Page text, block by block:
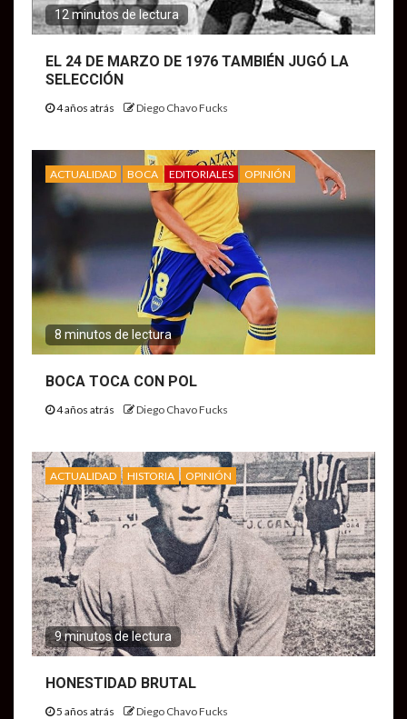
12 minutos de lectura
EL 24 DE MARZO DE 1976 TAMBIÉN JUGÓ LA
SELECCIÓN
4 años atrás Diego Chavo Fucks
ACTUALIDAD BOCA EDITORIALES OPINIÓN
8 minutos de lectura
BOCA TOCA CON POL
4 años atrás Diego Chavo Fucks
ACTUALIDAD HISTORIA OPINIÓN
9 minutos de lectura
HONESTIDAD BRUTAL
5 años atrás Diego Chavo Fucks